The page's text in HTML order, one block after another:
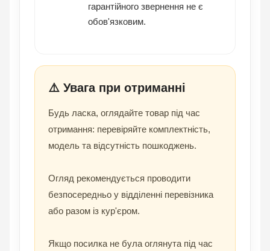
гарантійного звернення не є
обов'язковим.
⚠️ Увага при отриманні
Будь ласка, оглядайте товар під час
отримання: перевіряйте комплектність,
модель та відсутність пошкоджень.
Огляд рекомендується проводити
безпосередньо у відділенні перевізника
або разом із кур'єром.
Якщо посилка не була оглянута під час